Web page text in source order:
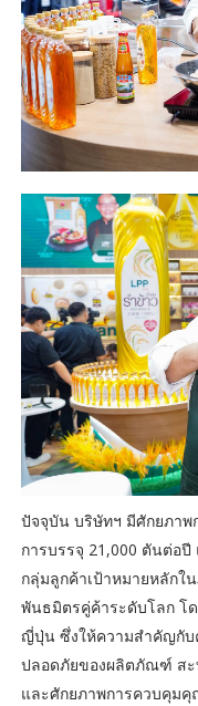
ปัจจุบัน บริษัทฯ มีศักยภาพ
การบรรจุ 21,000 ตันต่อ
กลุ่มลูกค้าเป้าหมายหลักใ
พันธมิตรคู่ค้าระดับโลก โ
ญี่ปุ่น ซึ่งให้ความสำคัญกั
ปลอดภัยของผลิตภัณฑ์ สะ
และศักยภาพการควบคุมคุ